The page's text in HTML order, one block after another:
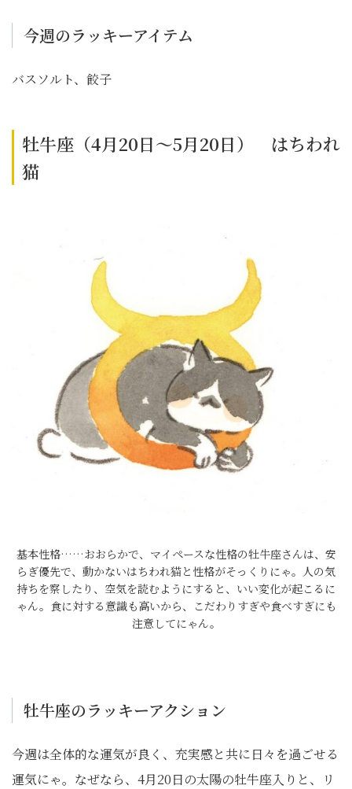
今週のラッキーアイテム
バスソルト、餃子
牡牛座（4月20日～5月20日） はちわれ
猫
基本性格……おおらかで、マイペースな性格の牡牛座さんは、安
らぎ優先で、動かないはちわれ猫と性格がそっくりにゃ。人の気
持ちを察したり、空気を読むようにすると、いい変化が起こるに
ゃん。食に対する意識も高いから、こだわりすぎや食べすぎにも
注意してにゃん。
牡牛座のラッキーアクション
今週は全体的な運気が良く、充実感と共に日々を過ごせる
運気にゃ。なぜなら、4月20日の太陽の牡牛座入りと、リ